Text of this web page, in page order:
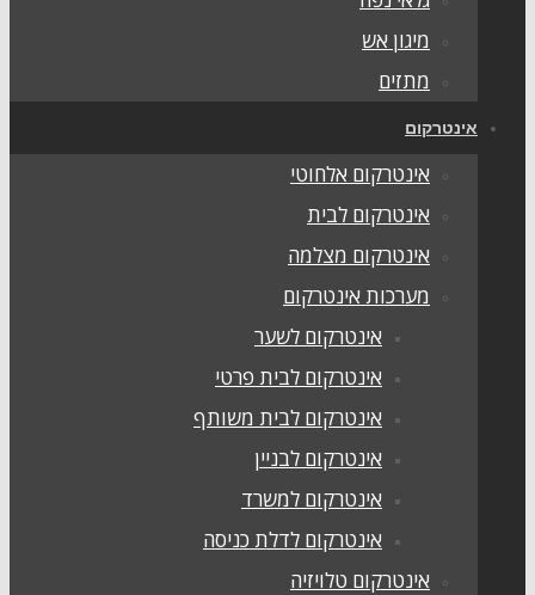
מיגון אש
מתזים
אינטרקום
אינטרקום אלחוטי
אינטרקום לבית
אינטרקום מצלמה
מערכות אינטרקום
אינטרקום לשער
אינטרקום לבית פרטי
אינטרקום לבית משותף
אינטרקום לבניין
אינטרקום למשרד
אינטרקום לדלת כניסה
אינטרקום טלויזיה